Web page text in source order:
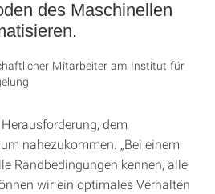
des Maschinellen
Mitarbeiter am Institut für
dem
nahezukommen. „Bei einem
Randbedingungen kennen, alle
wir ein optimales Verhalten